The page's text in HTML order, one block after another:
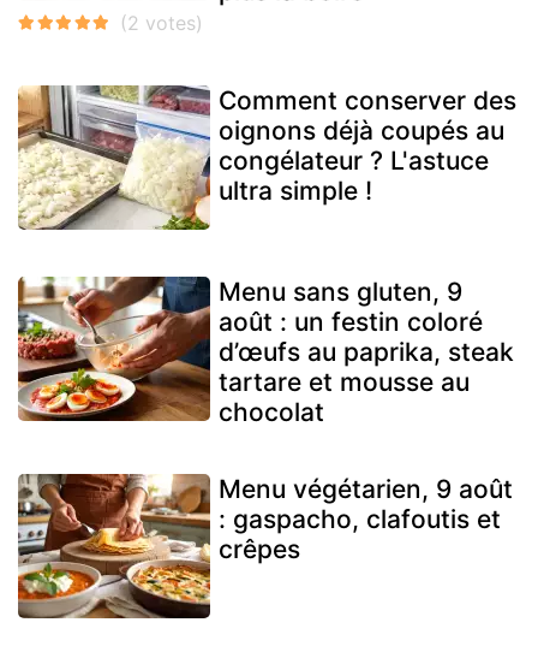
Comment conserver des
oignons déjà coupés au
congélateur ? L'astuce
ultra simple !
Menu sans gluten, 9
août : un festin coloré
d’œufs au paprika, steak
tartare et mousse au
chocolat
Menu végétarien, 9 août
: gaspacho, clafoutis et
crêpes